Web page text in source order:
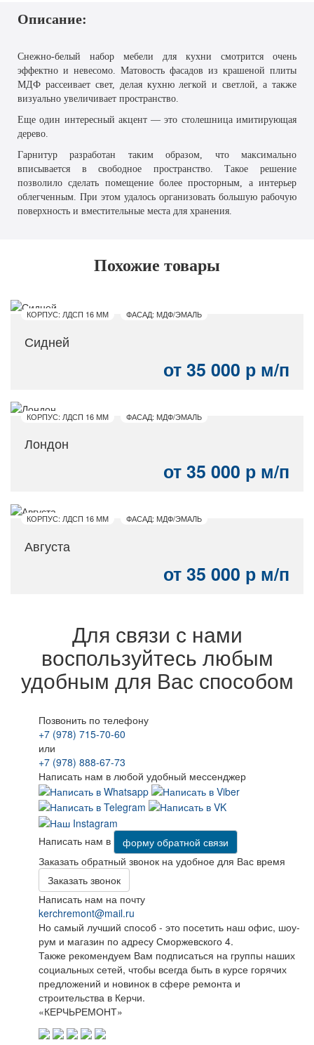
Описание:
Снежно-белый набор мебели для кухни смотрится очень
эффектно и невесомо. Матовость фасадов из крашеной плиты
МДФ рассеивает свет, делая кухню легкой и светлой, а также
визуально увеличивает пространство.
Еще один интересный акцент — это столешница имитирующая
дерево.
Гарнитур разработан таким образом, что максимально
вписывается в свободное пространство. Такое решение
позволило сделать помещение более просторным, а интерьер
облегченным. При этом удалось организовать большую рабочую
поверхность и вместительные места для хранения.
Похожие товары
КОРПУС: ЛДСП 16 ММ ФАСАД: МДФ/ЭМАЛЬ
Сидней
от 35 000 р м/п
КОРПУС: ЛДСП 16 ММ ФАСАД: МДФ/ЭМАЛЬ
Лондон
от 35 000 р м/п
КОРПУС: ЛДСП 16 ММ ФАСАД: МДФ/ЭМАЛЬ
Августа
от 35 000 р м/п
Для связи с нами
воспользуйтесь любым
удобным для Вас способом
Позвонить по телефону
+7 (978) 715-70-60
или
+7 (978) 888-67-73
Написать нам в любой удобный мессенджер
Написать нам в
форму обратной связи
Заказать обратный звонок на удобное для Вас время
Заказать звонок
Написать нам на почту
kerchremont@mail.ru
Но самый лучший способ - это посетить наш офис, шоу-
рум и магазин по адресу Сморжевского 4.
Также рекомендуем Вам подписаться на группы наших
социальных сетей, чтобы всегда быть в курсе горячих
предложений и новинок в сфере ремонта и
строительства в Керчи.
«КЕРЧЬРЕМОНТ»